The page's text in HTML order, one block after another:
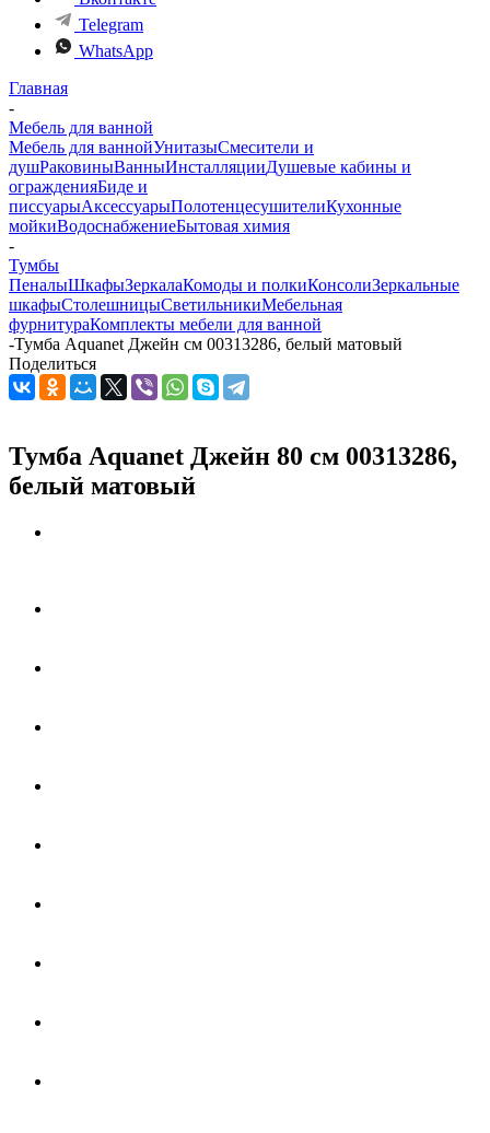
Telegram
WhatsApp
Главная
-
Мебель для ванной
Мебель для ваннойУнитазыСмесители и
душРаковиныВанныИнсталляцииДушевые кабины и
огражденияБиде и
писсуарыАксессуарыПолотенцесушителиКухонные
мойкиВодоснабжениеБытовая химия
-
Тумбы
ПеналыШкафыЗеркалаКомоды и полкиКонсолиЗеркальные
шкафыСтолешницыСветильникиМебельная
фурнитураКомплекты мебели для ванной
-Тумба Aquanet Джейн см 00313286, белый матовый
Поделиться
Тумба Aquanet Джейн 80 см 00313286,
белый матовый